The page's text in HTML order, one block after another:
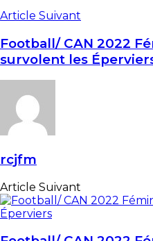
Article Suivant
Football/ CAN 2022
survolent les
rcjfm
Article Suivant